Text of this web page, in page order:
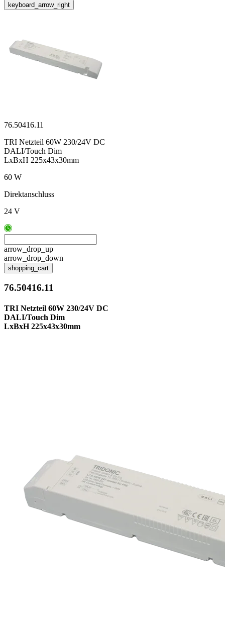
keyboard_arrow_right
76.50416.11
TRI Netzteil 60W 230/24V DC
DALI/Touch Dim
LxBxH 225x43x30mm
60 W
Direktanschluss
24 V
arrow_drop_up
arrow_drop_down
shopping_cart
76.50416.11
TRI Netzteil 60W 230/24V DC
DALI/Touch Dim
LxBxH 225x43x30mm